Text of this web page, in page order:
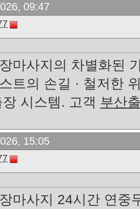
09:47
마사지의 차별화된
트의 손길 · 철저한
시스템. 고객 부산
15:05
마사지 24시간 연중